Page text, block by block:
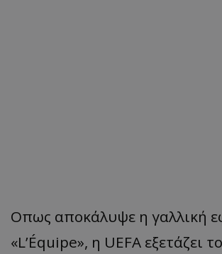
Οπως αποκάλυψε η γαλλική
«L’Équipe», η UEFA εξετάζει το